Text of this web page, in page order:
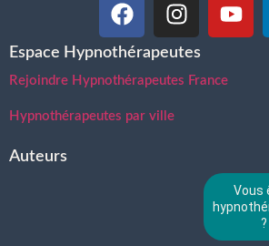
Espace Hypnothérapeutes
Rejoindre Hypnothérapeutes France
Hypnothérapeutes par ville
Auteurs
Vous
?